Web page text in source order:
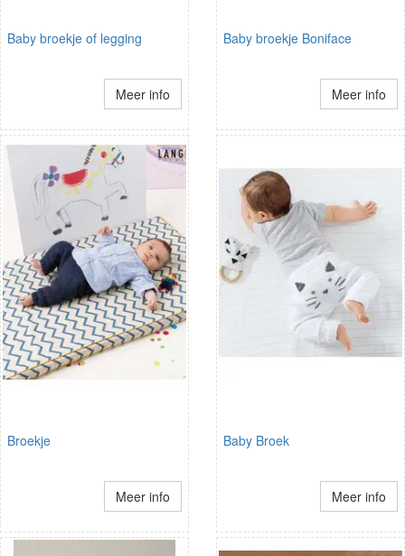
Baby broekje of legging
Meer info
Baby broekje Boniface
Meer info
Broekje
Meer info
Baby Broek
Meer info